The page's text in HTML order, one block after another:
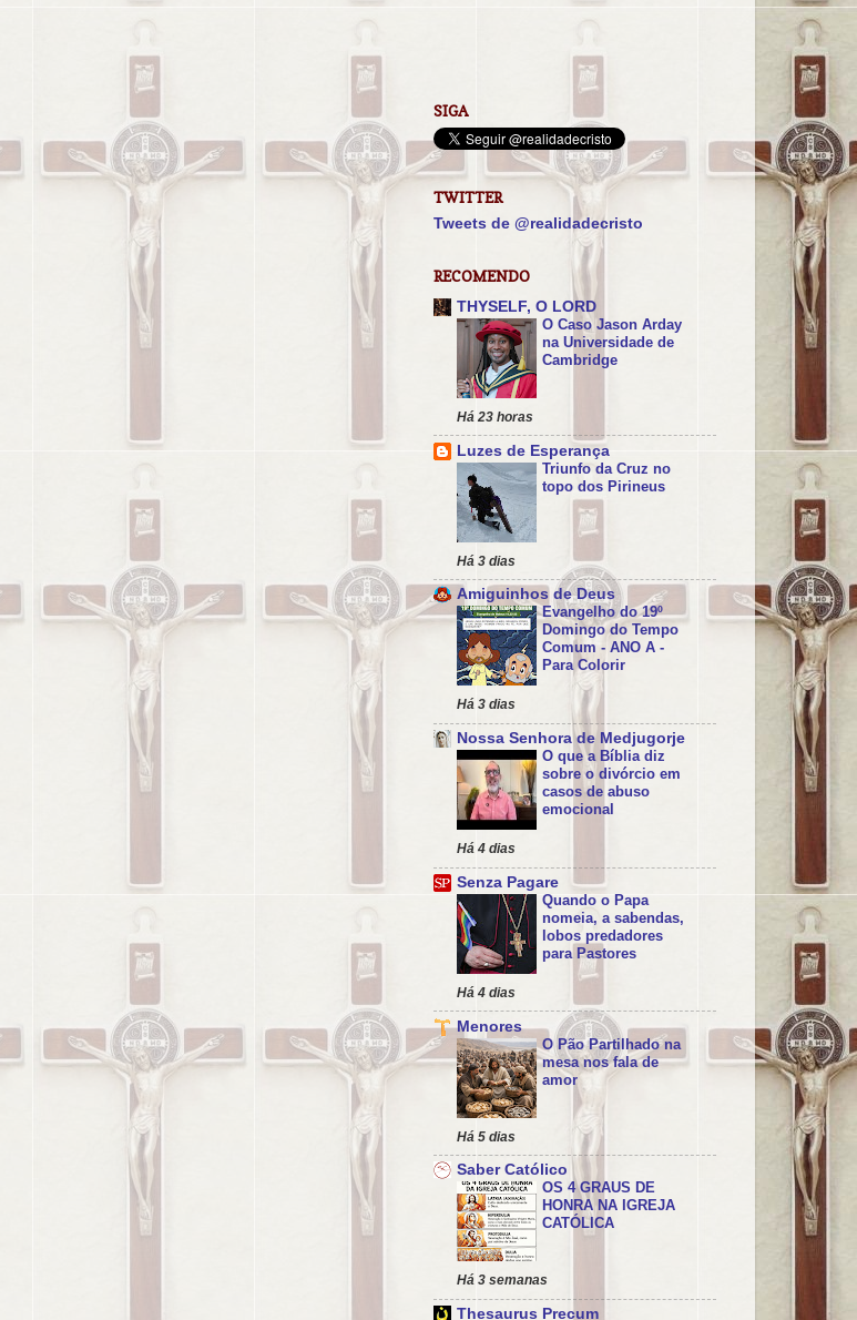
SIGA
TWITTER
Tweets de @realidadecristo
RECOMENDO
THYSELF, O LORD
O Caso Jason Arday
na Universidade de
Cambridge
Há 23 horas
Luzes de Esperança
Triunfo da Cruz no
topo dos Pirineus
Há 3 dias
Amiguinhos de Deus
Evangelho do 19º
Domingo do Tempo
Comum - ANO A -
Para Colorir
Há 3 dias
Nossa Senhora de Medjugorje
O que a Bíblia diz
sobre o divórcio em
casos de abuso
emocional
Há 4 dias
Senza Pagare
Quando o Papa
nomeia, a sabendas,
lobos predadores
para Pastores
Há 4 dias
Menores
O Pão Partilhado na
mesa nos fala de
amor
Há 5 dias
Saber Católico
OS 4 GRAUS DE
HONRA NA IGREJA
CATÓLICA
Há 3 semanas
Thesaurus Precum